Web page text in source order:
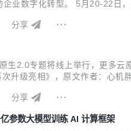
业数字化转型。 5月20-22日
分享
生2.0专题将线上举行，更多
升级亮相》，原文作者：心机
在刚刚结束不久...
分享
参数大模型训练 AI 计算框架